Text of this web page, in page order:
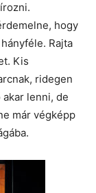
hogy
Rajta
Kis
ridegen
lenni, de
már végképp